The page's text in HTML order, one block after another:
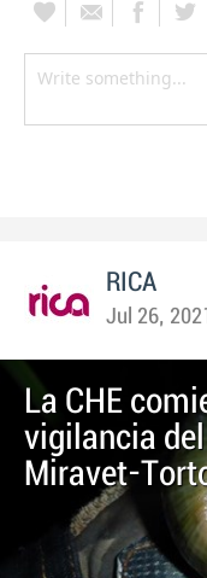
RICA
Jul 26,
La CHE
vigilancia
Miravet-